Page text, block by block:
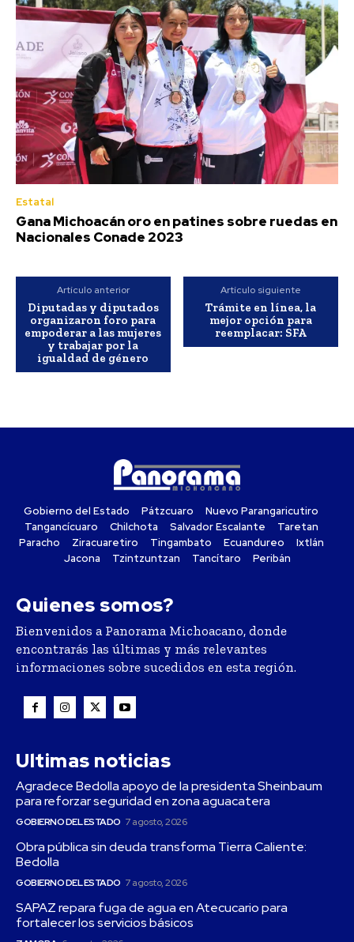
Estatal
Gana Michoacán oro en patines sobre ruedas en
Nacionales Conade 2023
Artículo anterior
Diputadas y diputados
organizaron foro para
empoderar a las mujeres
y trabajar por la
igualdad de género
Artículo siguiente
Trámite en línea, la
mejor opción para
reemplacar: SFA
Gobierno del Estado Pátzcuaro
Nuevo Parangaricutiro
Tangancícuaro
Chilchota Salvador Escalante
Taretan
Paracho
Ziracuaretiro Tingambato Ecuandureo
Ixtlán
Jacona
Tzintzuntzan Tancítaro Peribán
Quienes somos?
Bienvenidos a Panorama Michoacano, donde
encontrarás las últimas y más relevantes
informaciones sobre sucedidos en esta región.
Ultimas noticias
Agradece Bedolla apoyo de la presidenta Sheinbaum
para reforzar seguridad en zona aguacatera
GOBIERNO DEL ESTADO 7 agosto, 2026
Obra pública sin deuda transforma Tierra Caliente:
Bedolla
GOBIERNO DEL ESTADO 7 agosto, 2026
SAPAZ repara fuga de agua en Atecucario para
fortalecer los servicios básicos